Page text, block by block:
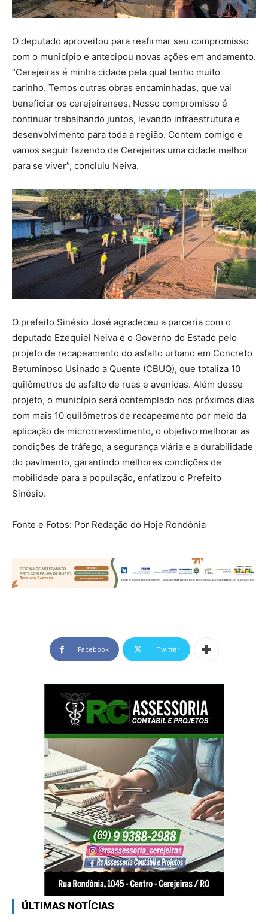
O deputado aproveitou para reafirmar seu compromisso
com o município e antecipou novas ações em andamento.
“Cerejeiras é minha cidade pela qual tenho muito
carinho. Temos outras obras encaminhadas, que vai
beneficiar os cerejeirenses. Nosso compromisso é
continuar trabalhando juntos, levando infraestrutura e
desenvolvimento para toda a região. Contem comigo e
vamos seguir fazendo de Cerejeiras uma cidade melhor
para se viver”, concluiu Neiva.
O prefeito Sinésio José agradeceu a parceria com o
deputado Ezequiel Neiva e o Governo do Estado pelo
projeto de recapeamento do asfalto urbano em Concreto
Betuminoso Usinado a Quente (CBUQ), que totaliza 10
quilômetros de asfalto de ruas e avenidas. Além desse
projeto, o município será contemplado nos próximos dias
com mais 10 quilômetros de recapeamento por meio da
aplicação de microrrevestimento, o objetivo melhorar as
condições de tráfego, a segurança viária e a durabilidade
do pavimento, garantindo melhores condições de
mobilidade para a população, enfatizou o Prefeito
Sinésio.
Fonte e Fotos: Por Redação do Hoje Rondônia
Facebook Twitter
ÚLTIMAS NOTÍCIAS